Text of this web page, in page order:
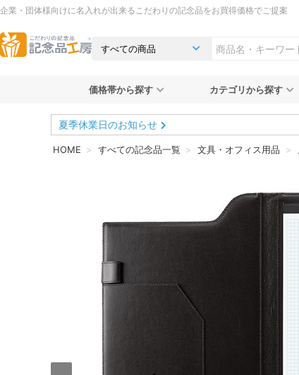
企業・団体様向けに名入れが出来るこだわりの記念品をお買得価格でご提案
価格帯から探す カテゴリから探す
夏季休業日のお知らせ
HOME すべての記念品一覧 文具・オフィス用品